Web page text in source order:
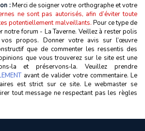
:Merci de soigner votre orthographe et votre
ne sont pas autorisés, afin d’éviter toute
potentiellement malveillants. Pour ce type de
notre forum - La Taverne. Veillez à rester polis
propos. Donner votre avis sur l’œuvre
que de commenter les ressentis des
que vous trouverez sur le site est une
et préservons‑la. Veuillez prendre
avant de valider votre commentaire. Le
est strict sur ce site. Le webmaster se
tout message ne respectant pas les règles